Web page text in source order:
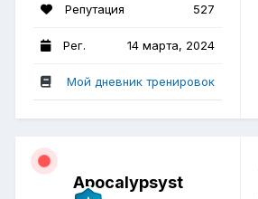
Репутация 527
Рег. 14 марта, 2024
Мой дневник тренировок
Apocalypsyst